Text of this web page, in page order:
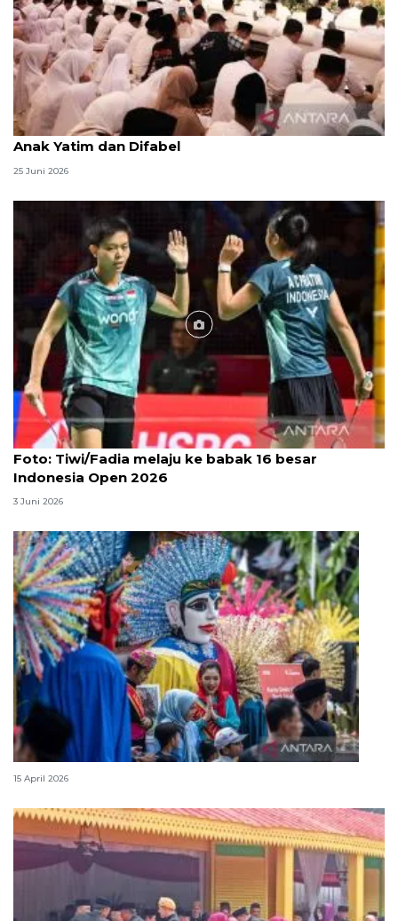
Menag jadikan setiap 10 Muharam sebagai Lebaran
Anak Yatim dan Difabel
25 Juni 2026
Foto
Foto: Tiwi/Fadia melaju ke babak 16 besar
Indonesia Open 2026
3 Juni 2026
Lebaran Betawi, harmoni tradisi dan kota global
15 April 2026